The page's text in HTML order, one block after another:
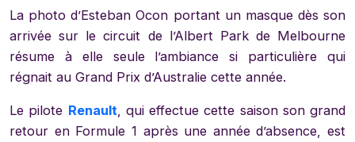
La photo d’Esteban Ocon portant un masque dès son
arrivée sur le circuit de l’Albert Park de Melbourne
résume à elle seule l’ambiance si particulière qui
régnait au Grand Prix d’Australie cette année.
Le pilote Renault , qui effectue cette saison son grand
retour en Formule 1 après une année d’absence, est